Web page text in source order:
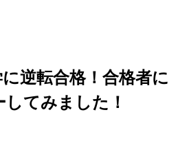
逆転合格！合格者に
てみました！